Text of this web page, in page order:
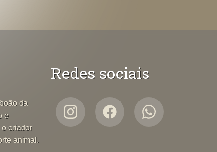
da
e
o criador
animal.
Redes sociais